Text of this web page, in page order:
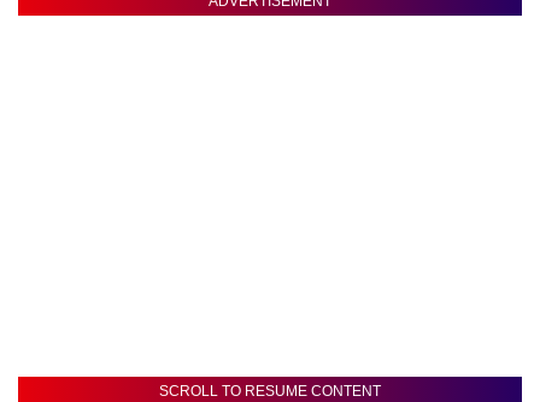
SCROLL TO RESUME CONTENT